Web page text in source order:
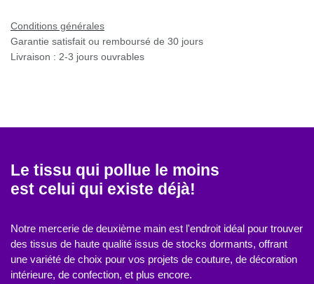
Conditions générales
Garantie satisfait ou remboursé de 30 jours
Livraison : 2-3 jours ouvrables
Le tissu qui pollue le moins
est celui qui existe déjà!
Notre mercerie de deuxième main est l'endroit idéal
pour trouver des tissus de haute qualité issus de stocks
dormants, offrant une variété de choix pour vos projets
de couture, de décoration intérieure, de confection, et